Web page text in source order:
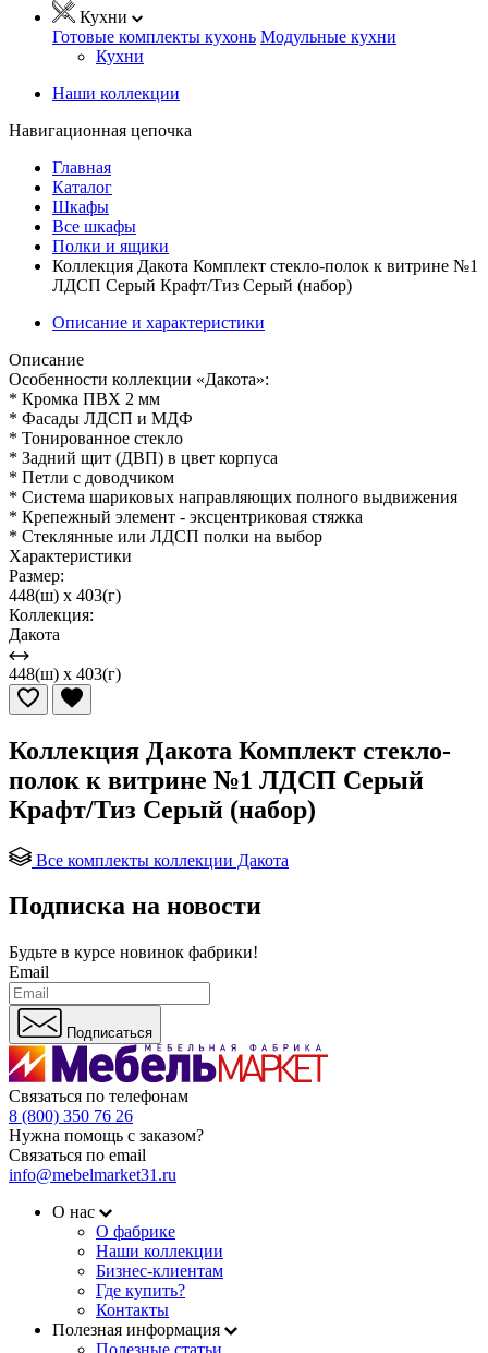
Кухни
Готовые комплекты кухонь Модульные кухни
Кухни
Наши коллекции
Навигационная цепочка
Главная
Каталог
Шкафы
Все шкафы
Полки и ящики
Коллекция Дакота Комплект стекло-полок к витрине №1
ЛДСП Серый Крафт/Тиз Серый (набор)
Описание и характеристики
Описание
Особенности коллекции «Дакота»:
* Кромка ПВХ 2 мм
* Фасады ЛДСП и МДФ
* Тонированное стекло
* Задний щит (ДВП) в цвет корпуса
* Петли с доводчиком
* Система шариковых направляющих полного выдвижения
* Крепежный элемент - эксцентриковая стяжка
* Стеклянные или ЛДСП полки на выбор
Характеристики
Размер:
448(ш) x 403(г)
Коллекция:
Дакота
448(ш) x 403(г)
Коллекция Дакота Комплект стекло-
полок к витрине №1 ЛДСП Серый
Крафт/Тиз Серый (набор)
Все комплекты коллекции Дакота
Подписка на новости
Будьте в курсе новинок фабрики!
Email
Подписаться
Связаться по телефонам
8 (800) 350 76 26
Нужна помощь с заказом?
Связаться по email
info@mebelmarket31.ru
О нас
О фабрике
Наши коллекции
Бизнес-клиентам
Где купить?
Контакты
Полезная информация